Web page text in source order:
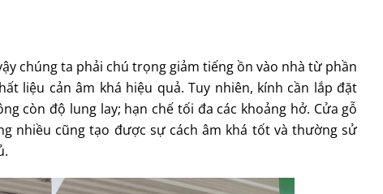
chúng ta phải chú trọng giảm tiếng ồn vào nhà từ phần
liệu cản âm khá hiệu quả. Tuy nhiên, kính cần lắp đặt
còn độ lung lay; hạn chế tối đa các khoảng hở. Cửa gỗ
nhiều cũng tạo được sự cách âm khá tốt và thường sử